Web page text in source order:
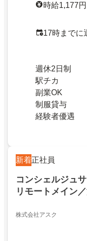
時給1,177円
17時までに
週休2日制
駅チカ
副業OK
制服貸与
経験者優遇
新着正社員
コンシェルジュ
リモートメイン
したい方歓迎！
株式会社アスク